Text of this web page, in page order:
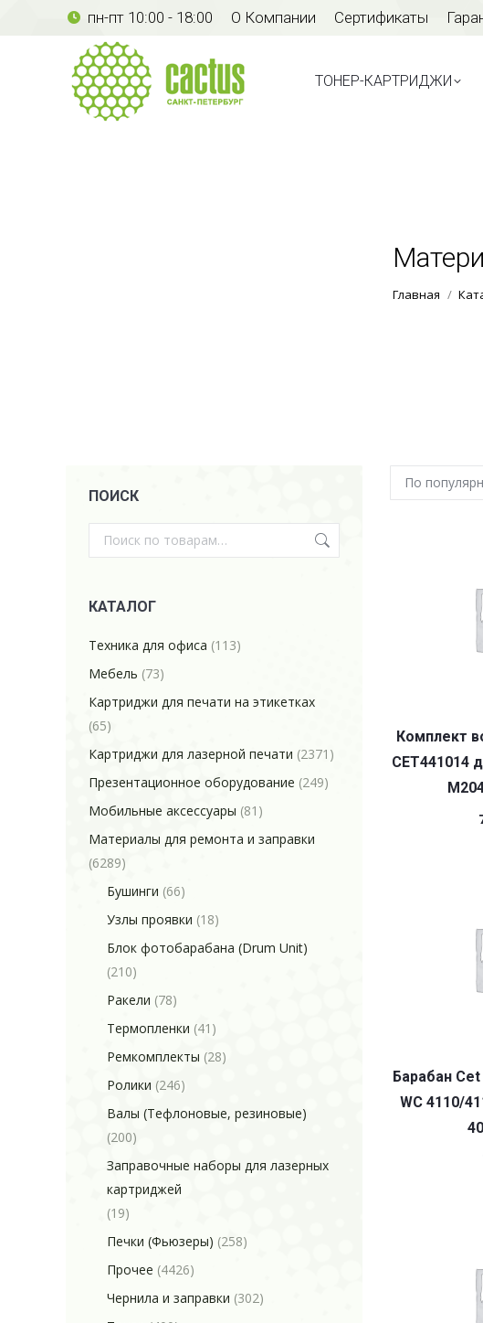
пн-пт 10:00 - 18:00 О Компании Сертификаты
ТОНЕР-КАРТРИДЖИ
Главная
Комплект
CET441014
Барабан
WC 4110/
ПОИСК
КАТАЛОГ
Техника для офиса (113)
Мебель (73)
Картриджи для печати на этикетках
(65)
Картриджи для лазерной печати (2371)
Презентационное оборудование (249)
Мобильные аксессуары (81)
Материалы для ремонта и заправки
(6289)
Бушинги (66)
Узлы проявки (18)
Блок фотобарабана (Drum Unit)
(210)
Ракели (78)
Термопленки (41)
Ремкомплекты (28)
Ролики (246)
Валы (Тефлоновые, резиновые)
(200)
Заправочные наборы для лазерных
картриджей
(19)
Печки (Фьюзеры) (258)
Прочее (4426)
Чернила и заправки (302)